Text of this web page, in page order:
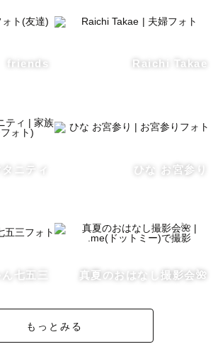
能な日程もございます。
ジオ撮影
ださった皆様へ】
は、以下５点をご記載の上お問合せく
friends Raichi Takae
ニティ ひな お宮参り
七五三 真夏のおはなし撮影会🌺
もっとみる